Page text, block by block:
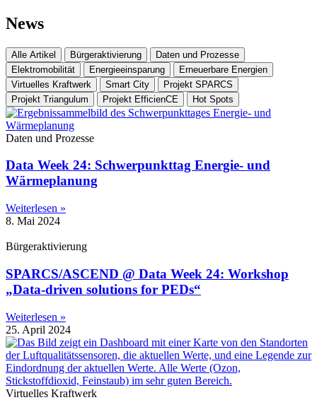
News
Alle Artikel Bürgeraktivierung
Daten und Prozesse
Elektromobilität
Energieeinsparung
Erneuerbare Energien
Virtuelles Kraftwerk
Smart City
Projekt SPARCS
Projekt Triangulum
Projekt EfficienCE Hot Spots
Daten und Prozesse
Data Week 24: Schwerpunkttag Energie- und
Wärmeplanung
Weiterlesen »
8. Mai 2024
Bürgeraktivierung
SPARCS/ASCEND @ Data Week 24: Workshop
„Data-driven solutions for PEDs“
Weiterlesen »
25. April 2024
Virtuelles Kraftwerk